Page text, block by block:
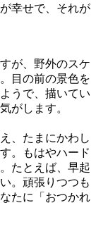
幸せで、それが
が、野外のスケ
目の前の景色を
うで、描いてい
がします。
、たまにかわし
。もはやハード
たとえば、早起
。頑張りつつも
たに「おつかれ